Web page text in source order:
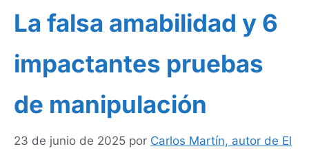
La falsa amabilidad y 6
impactantes pruebas
de manipulación
23 de junio de 2025 por Carlos Martín, autor de El